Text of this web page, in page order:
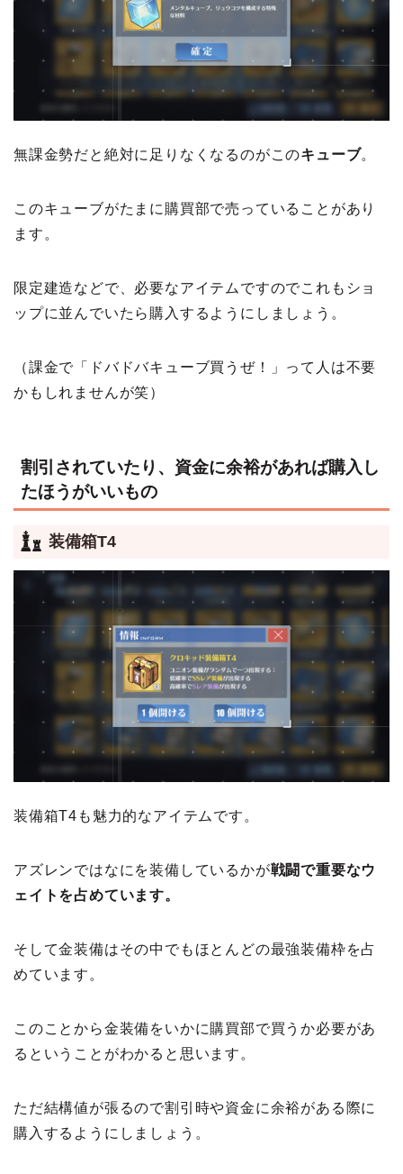
無課金勢だと絶対に足りなくなるのがこのキューブ。
このキューブがたまに購買部で売っていることがあり
ます。
限定建造などで、必要なアイテムですのでこれもショ
ップに並んでいたら購入するようにしましょう。
（課金で「ドバドバキューブ買うぜ！」って人は不要
かもしれませんが笑）
割引されていたり、資金に余裕があれば購入し
たほうがいいもの
装備箱T4
装備箱T4も魅力的なアイテムです。
アズレンではなにを装備しているかが戦闘で重要なウ
ェイトを占めています。
そして金装備はその中でもほとんどの最強装備枠を占
めています。
このことから金装備をいかに購買部で買うか必要があ
るということがわかると思います。
ただ結構値が張るので割引時や資金に余裕がある際に
購入するようにしましょう。